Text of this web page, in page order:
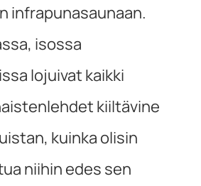
infrapunasaunaan.
isossa
lojuivat kaikki
kiiltävine
kuinka olisin
niihin edes sen